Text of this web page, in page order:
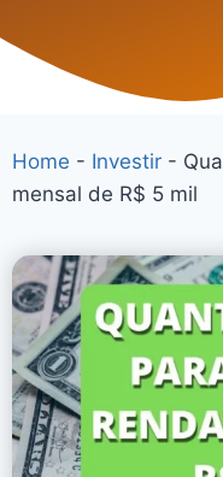
Home - Investir -
mensal de R$ 5 mil